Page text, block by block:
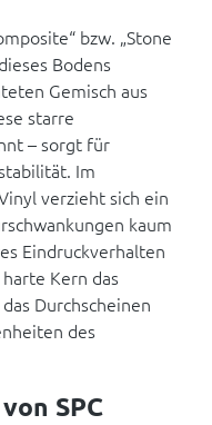
bzw. „Stone
Bodens
Gemisch aus
starre
– sorgt für
Im
verzieht sich ein
kaum
Eindruckverhalten
Kern das
Durchscheinen
des
SPC